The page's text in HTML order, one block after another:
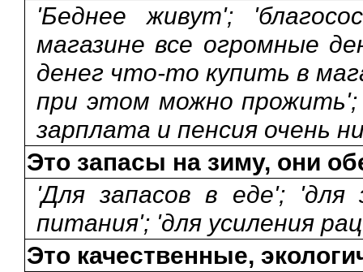
'Беднее живут';
магазине все огромные
денег что-то купить в
при этом можно
зарплата и пенсия очень
Это запасы на зиму, они
'Для запасов в еде'; 'для
питания'; 'для усиления
Это качественные,